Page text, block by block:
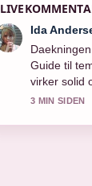
Emil
Starkt
Carey
skilsmisse
skrive pa